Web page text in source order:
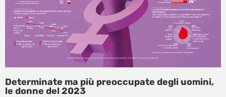
Determinate ma più preoccupate degli uomini,
le donne del 2023